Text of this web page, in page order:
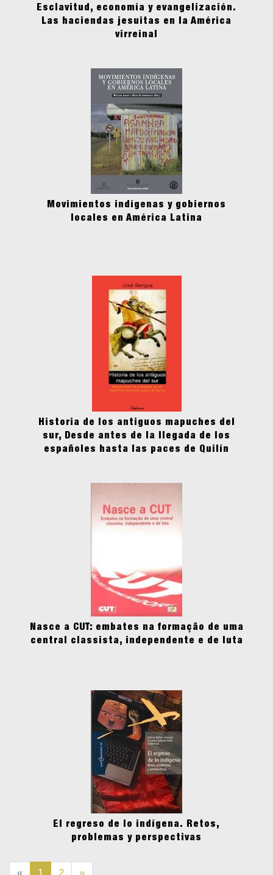
Esclavitud, economía y evangelización.
Las haciendas jesuitas en la América
virreinal
Movimientos indígenas y gobiernos
locales en América Latina
Historia de los antiguos mapuches del
sur, Desde antes de la llegada de los
españoles hasta las paces de Quilín
Nasce a CUT: embates na formação de uma
central classista, independente e de luta
El regreso de lo indígena. Retos,
problemas y perspectivas